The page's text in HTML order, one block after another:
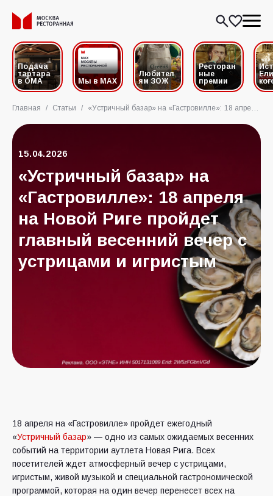
Подача
тартара
в ОМА
Мы в MAX
Любител
ям ЗОЖ
Ресторан
ные
премии
Главная / Статьи / «Устричный базар» на «Гастровилле»: 18 апреля на Новой Риге пройдет главный весенний вечер с устрицами и игристым
15.04.2026
«Устричный базар» на
«Гастровилле»: 18 апреля
на Новой Риге пройдет
главный весенний вечер с
устрицами и игристым
18 апреля на «Гастровилле» пройдет ежегодный
«Устричный базар» — одно из самых ожидаемых весенних
событий на территории аутлета Новая Рига. Всех
посетителей ждет атмосферный вечер с устрицами,
игристым, живой музыкой и специальной гастрономической
программой, которая на один вечер перенесет всех на